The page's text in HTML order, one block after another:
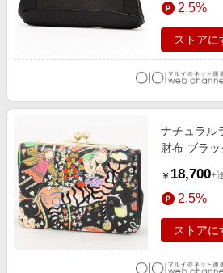
2.5%
ストアに
ナチュラル
財布 ブラッ
￥ 18,700+
2.5%
ストアに